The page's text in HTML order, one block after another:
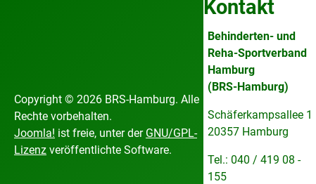
Copyright © 2026 BRS-Hamburg. Alle
Rechte vorbehalten.
Joomla! ist freie, unter der GNU/GPL-
Lizenz veröffentlichte Software.
Kontakt
Behinderten- und
Reha-Sportverband
Hamburg
(BRS-Hamburg)
Schäferkampsallee 1
20357 Hamburg
Tel.: 040 / 419 08 -
155